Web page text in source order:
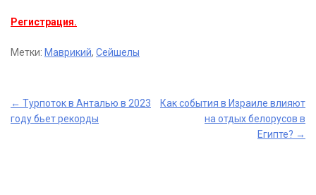
Регистрация.
Метки: Маврикий, Сейшелы
Post
← Турпоток в Анталью в 2023
году бьет рекорды
Как события в Израиле влияют
на отдых белорусов в
Египте? →